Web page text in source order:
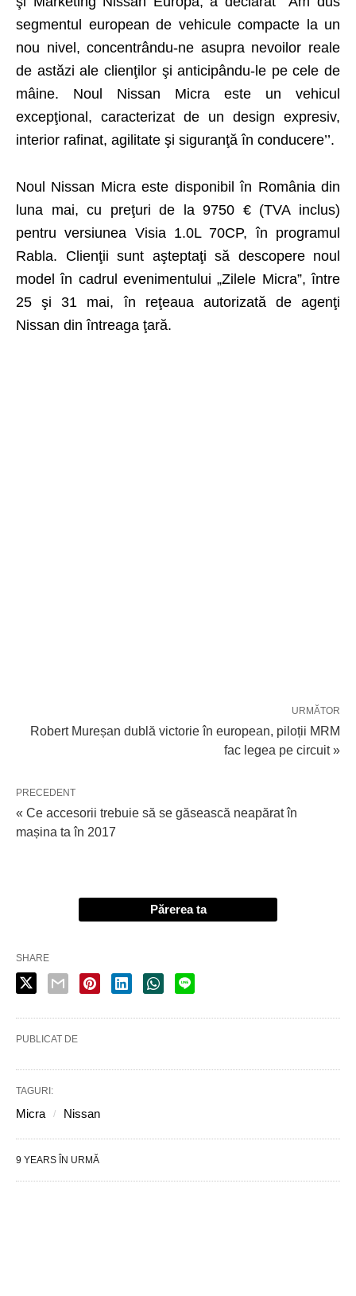
segmentul european de vehicule compacte la un
nou nivel, concentrându-ne asupra nevoilor reale
de astăzi ale clienţilor şi anticipându-le pe cele de
mâine. Noul Nissan Micra este un vehicul
excepţional, caracterizat de un design expresiv,
interior rafinat, agilitate şi siguranţă în conducere’’.
Noul Nissan Micra este disponibil în România din
luna mai, cu preţuri de la9750 € (TVA inclus)
pentru versiunea Visia 1.0L 70CP, în programul
Rabla. Clienţii sunt aşteptaţi să descopere noul
model în cadrul evenimentului „Zilele Micra”, între
25 şi 31 mai, în reţeaua autorizată de agenţi
Nissan din întreaga ţară.
URMĂTOR
Robert Mureșan dublă victorie în european, piloții MRM
fac legea pe circuit »
PRECEDENT
« Ce accesorii trebuie să se găsească neapărat în
mașina ta în 2017
Părerea ta
SHARE
PUBLICAT DE
TAGURI:
Micra Nissan
9 YEARS ÎN URMĂ